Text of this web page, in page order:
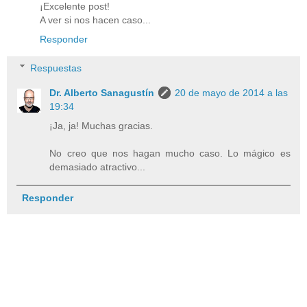
¡Excelente post!
A ver si nos hacen caso...
Responder
Respuestas
Dr. Alberto Sanagustín
20 de mayo de 2014 a las
19:34
¡Ja, ja! Muchas gracias.
No creo que nos hagan mucho caso. Lo mágico es
demasiado atractivo...
Responder